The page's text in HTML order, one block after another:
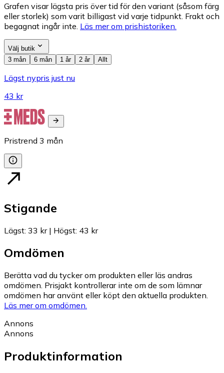
Grafen visar lägsta pris över tid för den variant (såsom färg
eller storlek) som varit billigast vid varje tidpunkt. Frakt och
begagnat ingår inte. Läs mer om prishistoriken.
Välj butik
3 mån
6 mån 1 år 2 år Allt
Lägst nypris just nu
43 kr
Pristrend 3 mån
Stigande
Lägst: 33 kr| Högst: 43 kr
Omdömen
Berätta vad du tycker om produkten eller läs andras
omdömen. Prisjakt kontrollerar inte om de som lämnar
omdömen har använt eller köpt den aktuella produkten.
Läs mer om omdömen.
Annons
Annons
Produktinformation